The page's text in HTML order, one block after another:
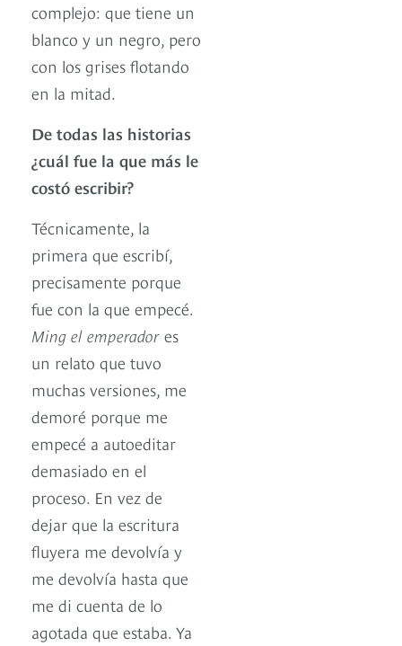
complejo: que tiene un
blanco y un negro, pero
con los grises flotando
en la mitad.
De todas las historias
¿cuál fue la que más le
costó escribir?
Técnicamente, la
primera que escribí,
precisamente porque
fue con la que empecé.
Ming el emperador es
un relato que tuvo
muchas versiones, me
demoré porque me
empecé a autoeditar
demasiado en el
proceso. En vez de
dejar que la escritura
fluyera me devolvía y
me devolvía hasta que
me di cuenta de lo
agotada que estaba. Ya